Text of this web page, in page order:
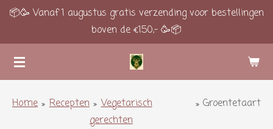
Ga
de
hoofdinhoud
📦🥳 Vanaf 1 augustus gratis verzending voor bestellingen
boven de €150,- 🥳📦
Home » Recepten » Vegetarisch
gerechten
» Groentetaart